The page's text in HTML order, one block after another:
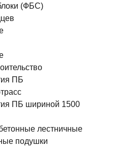
(ФБС)
ПБ
ПБ шириной 1500
лестничные
подушки